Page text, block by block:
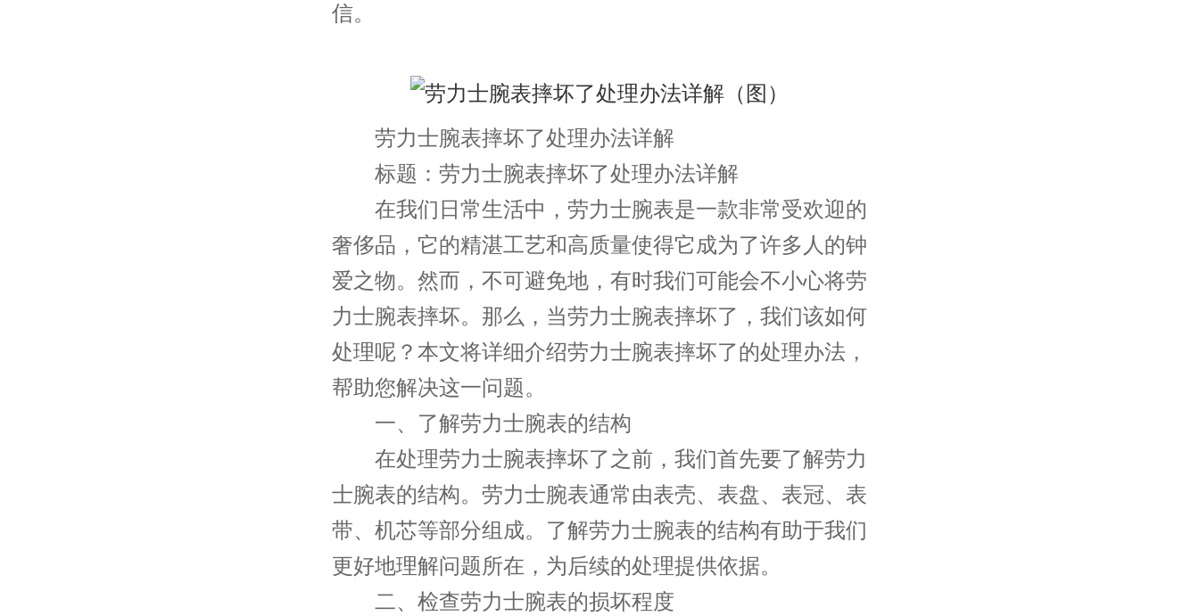
信。
劳力士腕表摔坏了处理办法详解
标题：劳力士腕表摔坏了处理办法详解
在我们日常生活中，劳力士腕表是一款非常受欢迎的
奢侈品，它的精湛工艺和高质量使得它成为了许多人的钟
爱之物。然而，不可避免地，有时我们可能会不小心将劳
力士腕表摔坏。那么，当劳力士腕表摔坏了，我们该如何
处理呢？本文将详细介绍劳力士腕表摔坏了的处理办法，
帮助您解决这一问题。
一、了解劳力士腕表的结构
在处理劳力士腕表摔坏了之前，我们首先要了解劳力
士腕表的结构。劳力士腕表通常由表壳、表盘、表冠、表
带、机芯等部分组成。了解劳力士腕表的结构有助于我们
更好地理解问题所在，为后续的处理提供依据。
二、检查劳力士腕表的损坏程度